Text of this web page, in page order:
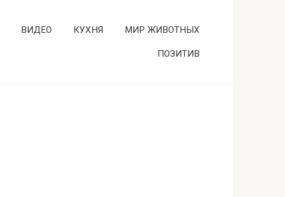
ВИДЕО КУХНЯ МИР ЖИВОТНЫХ
ПОЗИТИВ